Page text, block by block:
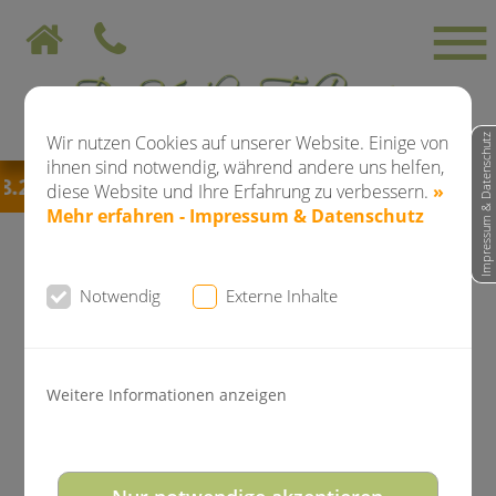
Wir nutzen Cookies auf unserer Website. Einige von
ihnen sind notwendig, während andere uns helfen,
diese Website und Ihre Erfahrung zu verbessern. »
Mehr erfahren - Impressum & Datenschutz
Notwendig Externe Inhalte
Weitere Informationen anzeigen
Impressum & Datenschutz
bis einschließlich 28.08.2026bleibt die
News der Kieferorthopädie
und geraden Zähnen - Gesundheit